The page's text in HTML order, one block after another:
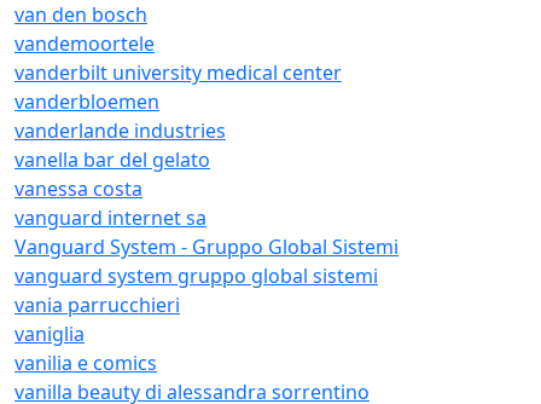
van den bosch
vandemoortele
vanderbilt university medical center
vanderbloemen
vanderlande industries
vanella bar del gelato
vanessa costa
vanguard internet sa
Vanguard System - Gruppo Global Sistemi
vanguard system gruppo global sistemi
vania parrucchieri
vaniglia
vanilia e comics
vanilla beauty di alessandra sorrentino